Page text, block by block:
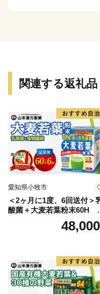
・ご寄付いただいた皆
かねます。予めご了承
・寄附回数の制限は設
【寄附金受領証明書お
いて】
は、入金確認後1～3週
でお送りいたします。
同封しております。
【ワンストップ特例申
関連する返礼
愛知県小牧市
＜2ヶ月に1度、6回送付＞
酸菌＋大麦若葉粉末60H
48,000